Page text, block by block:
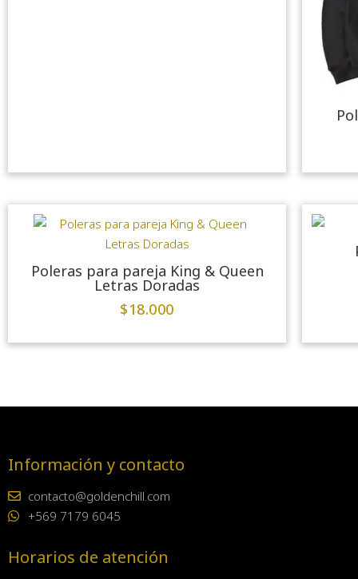
Poleras para pareja King & Queen
Letras Doradas
$18.000
Información y contacto
contacto@goldenchill.com
+569 7179 6045
Horarios de atención